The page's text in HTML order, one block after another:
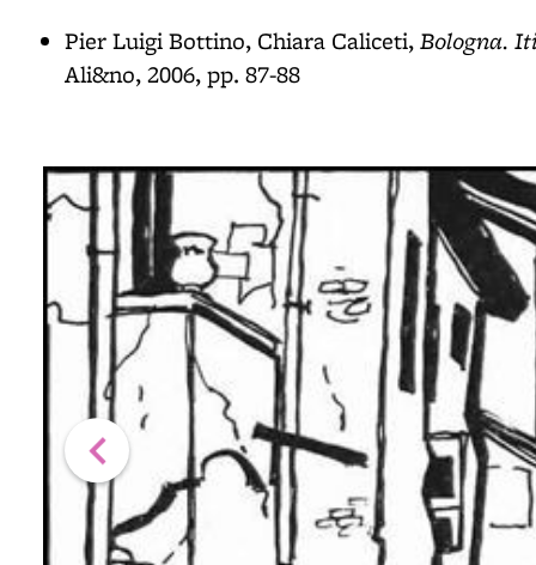
Pier Luigi Bottino, Chiara Caliceti,Bologna.
Ali&no, 2006, pp. 87-88